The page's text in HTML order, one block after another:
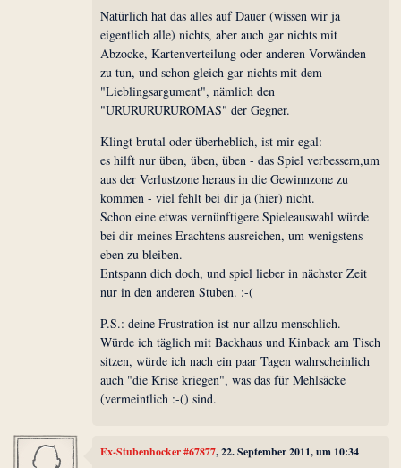
Natürlich hat das alles auf Dauer (wissen wir ja
eigentlich alle) nichts, aber auch gar nichts mit
Abzocke, Kartenverteilung oder anderen Vorwänden
zu tun, und schon gleich gar nichts mit dem
"Lieblingsargument", nämlich den
"URURURURUROMAS" der Gegner.
Klingt brutal oder überheblich, ist mir egal:
es hilft nur üben, üben, üben - das Spiel verbessern,um
aus der Verlustzone heraus in die Gewinnzone zu
kommen - viel fehlt bei dir ja (hier) nicht.
Schon eine etwas vernünftigere Spieleauswahl würde
bei dir meines Erachtens ausreichen, um wenigstens
eben zu bleiben.
Entspann dich doch, und spiel lieber in nächster Zeit
nur in den anderen Stuben. :-(
P.S.: deine Frustration ist nur allzu menschlich.
Würde ich täglich mit Backhaus und Kinback am Tisch
sitzen, würde ich nach ein paar Tagen wahrscheinlich
auch "die Krise kriegen", was das für Mehlsäcke
(vermeintlich :-() sind.
Ex-Stubenhocker #67877, 22. September 2011, um 10:34